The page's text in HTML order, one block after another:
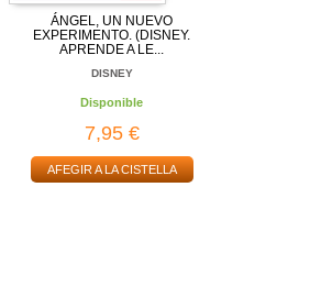
ÁNGEL, UN NUEVO
EXPERIMENTO. (DISNEY.
APRENDE A LE...
DISNEY
Disponible
7,95 €
AFEGIR A LA CISTELLA